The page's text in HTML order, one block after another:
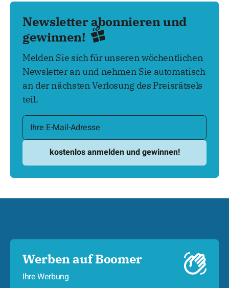
Newsletter abonnieren und
gewinnen!
Melden Sie sich für unseren wöchentlichen
Newsletter an und nehmen Sie automatisch
an der nächsten Verlosung des Preisrätsels
teil.
Werben auf Boomer
Ihre Werbung